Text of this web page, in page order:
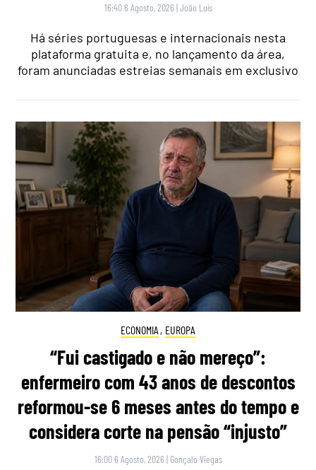
16:40 6 Agosto, 2026 |João Luís
Há séries portuguesas e internacionais nesta
plataforma gratuita e, no lançamento da área,
foram anunciadas estreias semanais em exclusivo
ECONOMIA , EUROPA
“Fui castigado e não mereço”:
enfermeiro com 43 anos de descontos
reformou-se 6 meses antes do tempo e
considera corte na pensão “injusto”
16:00 6 Agosto, 2026 | Gonçalo Viegas